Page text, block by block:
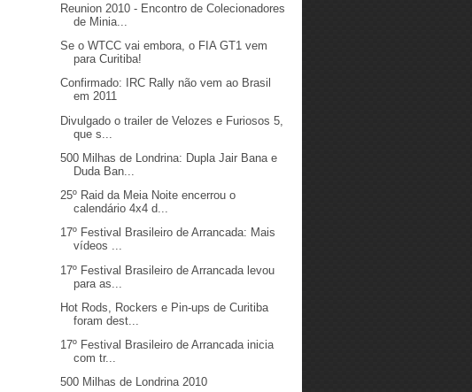
Reunion 2010 - Encontro de Colecionadores
de Minia...
Se o WTCC vai embora, o FIA GT1 vem
para Curitiba!
Confirmado: IRC Rally não vem ao Brasil
em 2011
Divulgado o trailer de Velozes e Furiosos 5,
que s...
500 Milhas de Londrina: Dupla Jair Bana e
Duda Ban...
25º Raid da Meia Noite encerrou o
calendário 4x4 d...
17º Festival Brasileiro de Arrancada: Mais
vídeos ...
17º Festival Brasileiro de Arrancada levou
para as...
Hot Rods, Rockers e Pin-ups de Curitiba
foram dest...
17º Festival Brasileiro de Arrancada inicia
com tr...
500 Milhas de Londrina 2010